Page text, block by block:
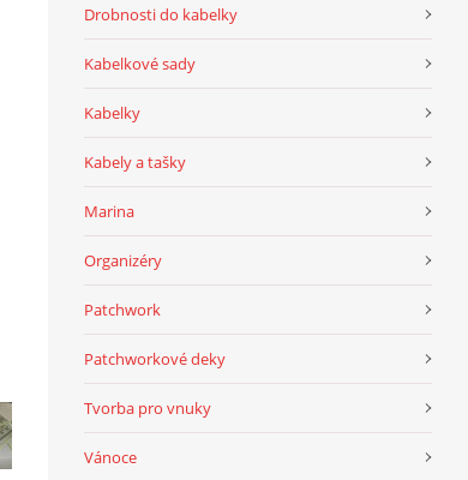
Drobnosti do kabelky
Kabelkové sady
Kabelky
Kabely a tašky
Marina
Organizéry
Patchwork
Patchworkové deky
Tvorba pro vnuky
Vánoce